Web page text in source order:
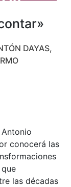
DAYAS,
conocerá las
las décadas